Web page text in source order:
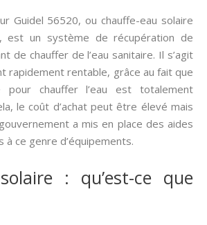
Guidel 56520, ou chauffe-eau solaire
est un système de récupération de
de chauffer de l’eau sanitaire. Il s’agit
rapidement rentable, grâce au fait que
pour chauffer l’eau est totalement
le coût d’achat peut être élevé mais
a mis en place des aides
à ce genre d’équipements.
: qu’est-ce que